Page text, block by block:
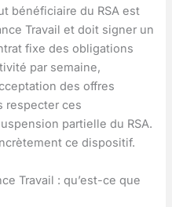
bénéficiaire du RSA est
Travail et doit signer un
fixe des obligations
par semaine,
des offres
respecter ces
partielle du RSA.
ce dispositif.
Travail : qu’est-ce que